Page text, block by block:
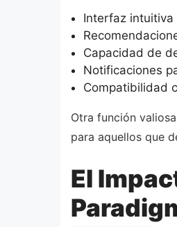
Interfaz intuitiva
Capacidad de
Notificaciones
Compatibilidad
Otra función
para aquellos que
El